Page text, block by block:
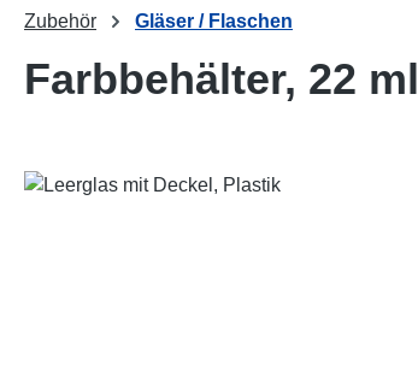
Zubehör Gläser / Flaschen
Farbbehälter, 22 ml
Bildergalerie überspringen